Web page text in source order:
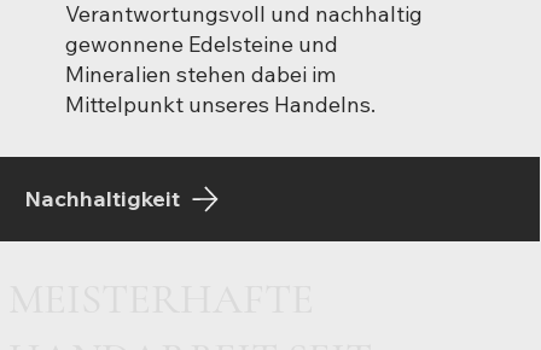
Verantwortungsvoll und nachhaltig
gewonnene Edelsteine und
Mineralien stehen dabei im
Mittelpunkt unseres Handelns.
Nachhaltigkeit